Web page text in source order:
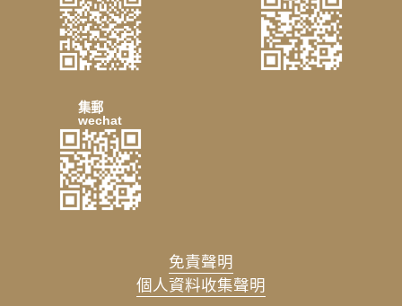
免責聲明
個人資料收集聲明
集郵
wechat